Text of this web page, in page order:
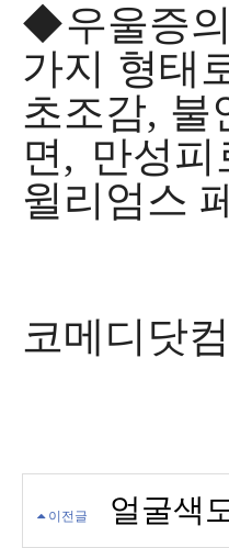
◆우울증
가지 형태
초조감, 불
면, 만성
윌리엄스
코메디닷컴
이전글 얼굴색